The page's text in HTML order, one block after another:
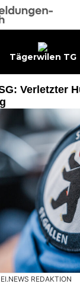
Verletzter
REDAKTION